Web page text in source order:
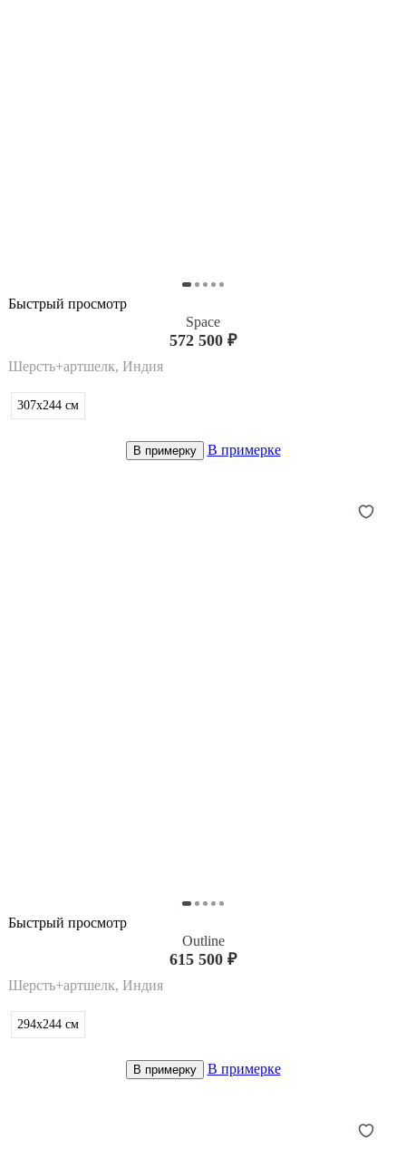
Быстрый просмотр
Space
572 500 ₽
Шерсть+артшелк, Индия
307x244 см
В примерку В примерке
Быстрый просмотр
Outline
615 500 ₽
Шерсть+артшелк, Индия
294x244 см
В примерку В примерке